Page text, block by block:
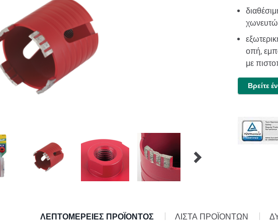
οπή,
με
Βρείτε
CURRENT
ΛΕΠΤΟΜΈΡΕΙΕΣ ΠΡΟΪΌΝΤΟΣ ΛΊΣΤΑ ΠΡΟΪΌΝΤΩΝ